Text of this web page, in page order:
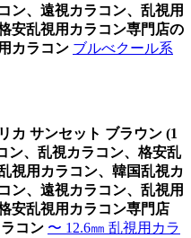
ン、遠視カラコン、乱視用
安乱視用カラコン専門店の
カラコン ブルべクール系
カ サンセット ブラウン (1
ン、乱視カラコン、格安乱
視用カラコン、韓国乱視カ
ン、遠視カラコン、乱視用
安乱視用カラコン専門店
コン 〜 12.6㎜ 乱視用カラ